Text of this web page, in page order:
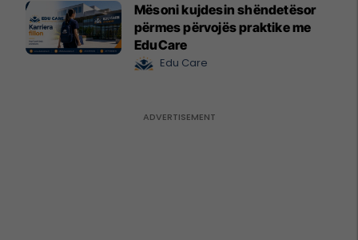
Mësoni kujdesin shëndetësor
përmes përvojës praktike me
EduCare
Edu Care